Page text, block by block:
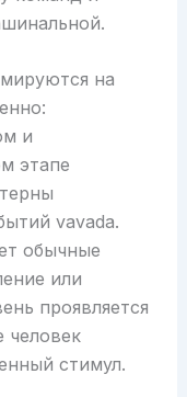
на
и
этапе
vavada.
обычные
или
проявляется
человек
стимул.